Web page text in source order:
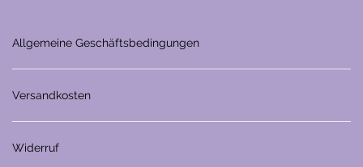
Allgemeine Geschäftsbedingungen
Versandkosten
Widerruf